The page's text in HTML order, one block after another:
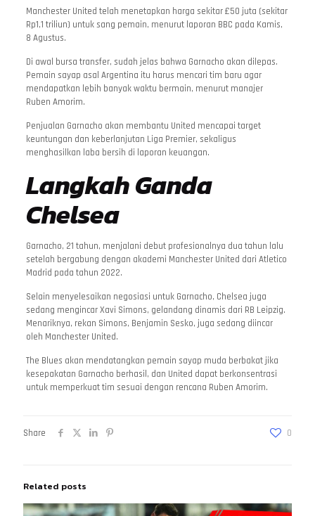
Manchester United telah menetapkan harga sekitar £50 juta (sekitar
Rp1,1 triliun) untuk sang pemain, menurut laporan BBC pada Kamis,
8 Agustus.
Di awal bursa transfer, sudah jelas bahwa Garnacho akan dilepas.
Pemain sayap asal Argentina itu harus mencari tim baru agar
mendapatkan lebih banyak waktu bermain, menurut manajer
Ruben Amorim.
Penjualan Garnacho akan membantu United mencapai target
keuntungan dan keberlanjutan Liga Premier, sekaligus
menghasilkan laba bersih di laporan keuangan.
Langkah Ganda
Chelsea
Garnacho, 21 tahun, menjalani debut profesionalnya dua tahun lalu
setelah bergabung dengan akademi Manchester United dari Atletico
Madrid pada tahun 2022.
Selain menyelesaikan negosiasi untuk Garnacho, Chelsea juga
sedang mengincar Xavi Simons, gelandang dinamis dari RB Leipzig.
Menariknya, rekan Simons, Benjamin Sesko, juga sedang diincar
oleh Manchester United.
The Blues akan mendatangkan pemain sayap muda berbakat jika
kesepakatan Garnacho berhasil, dan United dapat berkonsentrasi
untuk memperkuat tim sesuai dengan rencana Ruben Amorim.
Share 0
Related posts